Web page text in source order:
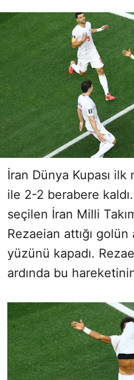
İran Dünya Kupası ilk
ile 2-2 berabere
seçilen İran Milli
Rezaeian attığı golün
yüzünü kapadı.
ardında bu